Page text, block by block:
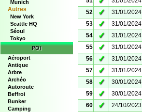
Munich
Autres
New York
Seattle HQ
Séoul
Tokyo
POI
Aéroport
Antique
Arbre
Archéo
Autoroute
Beffroi
Bunker
Camping
52
✓ 31/01/2024
53
✓ 31/01/2024
54
✓ 31/01/2024
55
✓ 31/01/2024
56
✓ 31/01/2024
57
✓ 31/01/2024
58
✓ 30/01/2024
59
✓ 30/01/2024
60
✓ 24/10/2023